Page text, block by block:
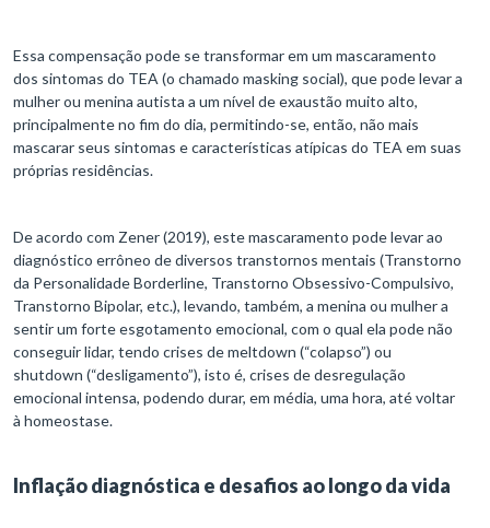
Essa compensação pode se transformar em um mascaramento
dos sintomas do TEA (o chamado masking social), que pode levar a
mulher ou menina autista a um nível de exaustão muito alto,
principalmente no fim do dia, permitindo-se, então, não mais
mascarar seus sintomas e características atípicas do TEA em suas
próprias residências.
De acordo com Zener (2019), este mascaramento pode levar ao
diagnóstico errôneo de diversos transtornos mentais (Transtorno
da Personalidade Borderline, Transtorno Obsessivo-Compulsivo,
Transtorno Bipolar, etc.), levando, também, a menina ou mulher a
sentir um forte esgotamento emocional, com o qual ela pode não
conseguir lidar, tendo crises de meltdown (“colapso”) ou
shutdown (“desligamento”), isto é, crises de desregulação
emocional intensa, podendo durar, em média, uma hora, até voltar
à homeostase.
Inflação diagnóstica e desafios ao longo da vida